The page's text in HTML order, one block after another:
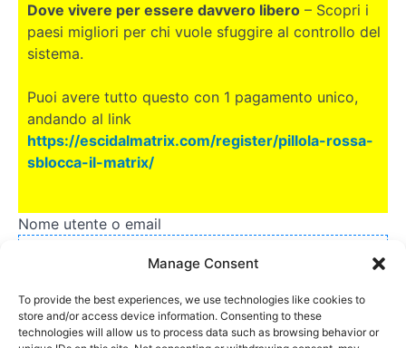
Manage Consent
To provide the best experiences, we use technologies like cookies to
store and/or access device information. Consenting to these
technologies will allow us to process data such as browsing behavior or
Dove vivere per essere davvero libero – Scopri i
paesi migliori per chi vuole sfuggire al controllo del
sistema.
Puoi avere tutto questo con 1 pagamento unico,
andando al link
https://escidalmatrix.com/register/pillola-rossa-
sblocca-il-matrix/
Nome utente o email
Password